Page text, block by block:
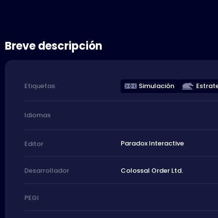
Breve descripción
Etiquetas Simulación
Idiomas
Editor Paradox Interactive
Desarrollador Colossal Order Ltd.
PEGI